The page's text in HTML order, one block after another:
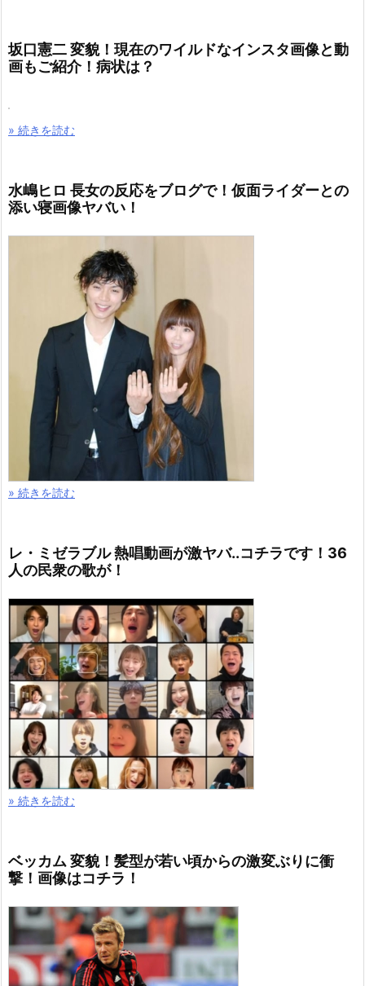
坂口憲二 変貌！現在のワイルドなインスタ画像と動
画もご紹介！病状は？
» 続きを読む
水嶋ヒロ 長女の反応をブログで！仮面ライダーとの
添い寝画像ヤバい！
» 続きを読む
レ・ミゼラブル 熱唱動画が激ヤバ..コチラです！36
人の民衆の歌が！
» 続きを読む
ベッカム 変貌！髪型が若い頃からの激変ぶりに衝
撃！画像はコチラ！